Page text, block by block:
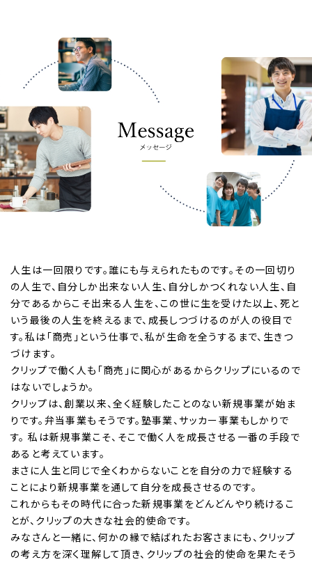
人生は一回限りです。誰にも与えられたものです。その一回切り
の人生で、自分しか出来ない人生、自分しかつくれない人生、自
分であるからこそ出来る人生を、この世に生を受けた以上、死と
いう最後の人生を終えるまで、成長しつづけるのが人の役目で
す。私は「商売」という仕事で、私が生命を全うするまで、生きつ
づけます。
クリップで働く人も「商売」に関心があるからクリップにいるので
はないでしょうか。
クリップは、創業以来、全く経験したことのない新規事業が始ま
りです。弁当事業もそうです。塾事業、サッカー事業もしかりで
す。 私は新規事業こそ、そこで働く人を成長させる一番の手段で
あると考えています。
まさに人生と同じで全くわからないことを自分の力で経験する
ことにより新規事業を通して自分を成長させるのです。
これからもその時代に合った新規事業をどんどんやり続けるこ
とが、クリップの大きな社会的使命です。
みなさんと一緒に、何かの縁で結ばれたお客さまにも、クリップ
の考え方を深く理解して頂き、クリップの社会的使命を果たそう